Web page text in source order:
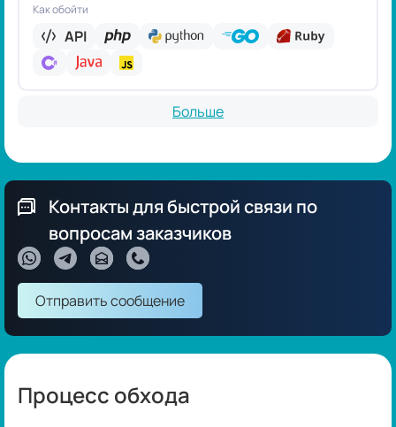
Как обойти
API
Больше
Контакты для быстрой связи по
вопросам заказчиков
Отправить сообщение
Процесс обхода